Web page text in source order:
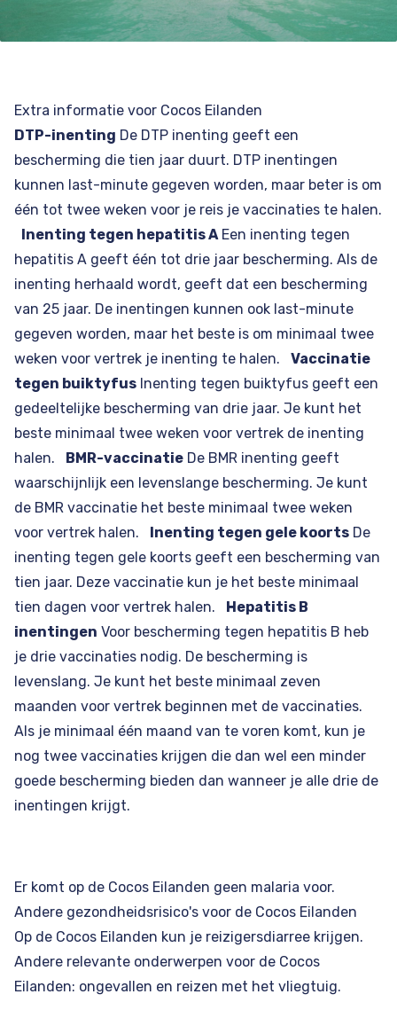
Extra informatie voor Cocos Eilanden
DTP-inenting De DTP inenting geeft een
bescherming die tien jaar duurt. DTP inentingen
kunnen last-minute gegeven worden, maar beter is om
één tot twee weken voor je reis je vaccinaties te halen.
Inenting tegen hepatitis A Een inenting tegen
hepatitis A geeft één tot drie jaar bescherming. Als de
inenting herhaald wordt, geeft dat een bescherming
van 25 jaar. De inentingen kunnen ook last-minute
gegeven worden, maar het beste is om minimaal twee
weken voor vertrek je inenting te halen. Vaccinatie
tegen buiktyfus Inenting tegen buiktyfus geeft een
gedeeltelijke bescherming van drie jaar. Je kunt het
beste minimaal twee weken voor vertrek de inenting
halen. BMR-vaccinatie De BMR inenting geeft
waarschijnlijk een levenslange bescherming. Je kunt
de BMR vaccinatie het beste minimaal twee weken
voor vertrek halen. Inenting tegen gele koorts De
inenting tegen gele koorts geeft een bescherming van
tien jaar. Deze vaccinatie kun je het beste minimaal
tien dagen voor vertrek halen. Hepatitis B
inentingen Voor bescherming tegen hepatitis B heb
je drie vaccinaties nodig. De bescherming is
levenslang. Je kunt het beste minimaal zeven
maanden voor vertrek beginnen met de vaccinaties.
Als je minimaal één maand van te voren komt, kun je
nog twee vaccinaties krijgen die dan wel een minder
goede bescherming bieden dan wanneer je alle drie de
inentingen krijgt.
Er komt op de Cocos Eilanden geen malaria voor.
Andere gezondheidsrisico's voor de Cocos Eilanden
Op de Cocos Eilanden kun je reizigersdiarree krijgen.
Andere relevante onderwerpen voor de Cocos
Eilanden: ongevallen en reizen met het vliegtuig.